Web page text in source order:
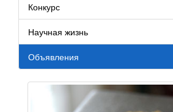
Конкурс
Научная жизнь
Объявления